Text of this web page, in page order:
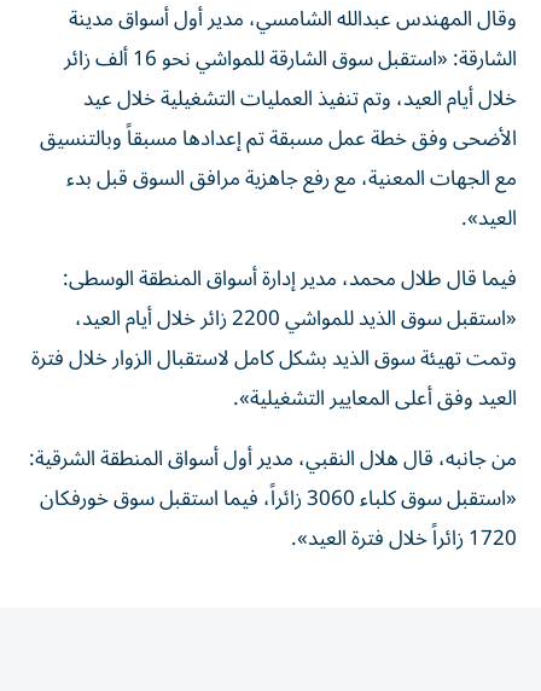
وقال المهندس عبدالله الشامسي، مدير أول أسواق مدينة
الشارقة: «استقبل سوق الشارقة للمواشي نحو 16 ألف زائر
خلال أيام العيد، وتم تنفيذ العمليات التشغيلية خلال عيد
الأضحى وفق خطة عمل مسبقة تم إعدادها مسبقاً وبالتنسيق
مع الجهات المعنية، مع رفع جاهزية مرافق السوق قبل بدء
العيد».
فيما قال طلال محمد، مدير إدارة أسواق المنطقة الوسطى:
«استقبل سوق الذيد للمواشي 2200 زائر خلال أيام العيد،
وتمت تهيئة سوق الذيد بشكل كامل لاستقبال الزوار خلال فترة
العيد وفق أعلى المعايير التشغيلية».
من جانبه، قال هلال النقبي، مدير أول أسواق المنطقة الشرقية:
«استقبل سوق كلباء 3060 زائراً، فيما استقبل سوق خورفكان
1720 زائراً خلال فترة العيد».